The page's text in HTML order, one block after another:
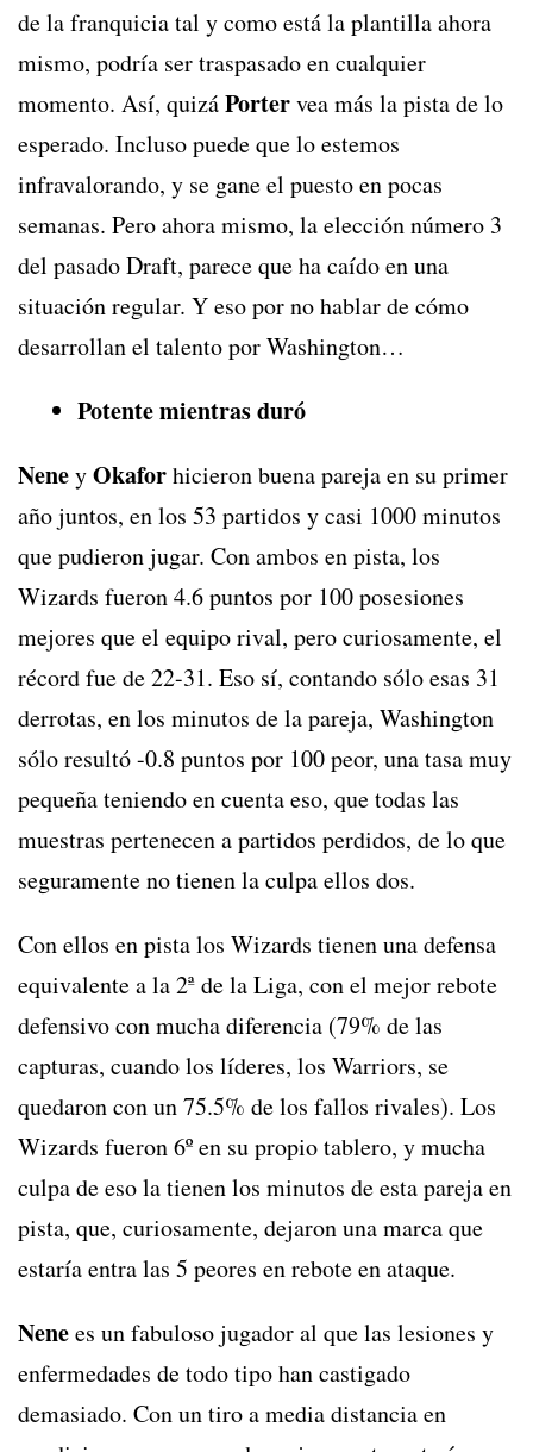
de la franquicia tal y como está la plantilla ahora
mismo, podría ser traspasado en cualquier
momento. Así, quizáPortervea más la pista de lo
esperado. Incluso puede que lo estemos
infravalorando, y se gane el puesto en pocas
semanas. Pero ahora mismo, la elección número 3
del pasado Draft, parece que ha caído en una
situación regular. Y eso por no hablar de cómo
desarrollan el talento por Washington…
Potente mientras duró
NeneyOkaforhicieron buena pareja en su primer
año juntos, en los 53 partidos y casi 1000 minutos
que pudieron jugar. Con ambos en pista, los
Wizards fueron 4.6 puntos por 100 posesiones
mejores que el equipo rival, pero curiosamente, el
récord fue de 22-31. Eso sí, contando sólo esas 31
derrotas, en los minutos de la pareja, Washington
sólo resultó -0.8 puntos por 100 peor, una tasa muy
pequeña teniendo en cuenta eso, que todas las
muestras pertenecen a partidos perdidos, de lo que
seguramente no tienen la culpa ellos dos.
Con ellos en pista los Wizards tienen una defensa
equivalente a la 2ª de la Liga, con el mejor rebote
defensivo con mucha diferencia (79% de las
capturas, cuando los líderes, los Warriors, se
quedaron con un 75.5% de los fallos rivales). Los
Wizards fueron 6º en su propio tablero, y mucha
culpa de eso la tienen los minutos de esta pareja en
pista, que, curiosamente, dejaron una marca que
estaría entra las 5 peores en rebote en ataque.
Nenees un fabuloso jugador al que las lesiones y
enfermedades de todo tipo han castigado
demasiado. Con un tiro a media distancia en